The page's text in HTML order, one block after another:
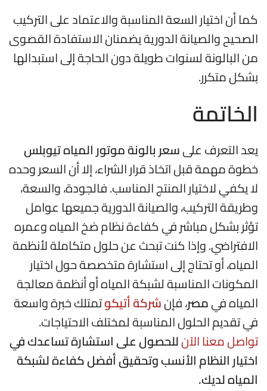
كما أن اختيار السعة المناسبة والاعتماد على التركيب
الصحيح والصيانة الدورية يضمنان الاستفادة القصوى
من البالونة لسنوات طويلة دون الحاجة إلى استبدالها
بشكل متكرر.
الخاتمة
يعد التعرف علىسعر بالونة موتور المياه تيوبلس
خطوة مهمة قبل اتخاذ قرار الشراء، إلا أن السعر وحده
لا يكفي لاختيار المنتج المناسب. فالجودة، والسعة،
وطريقة التركيب، والصيانة الدورية جميعها عوامل
تؤثر بشكل مباشر في كفاءة نظام ضخ المياه وعمره
الافتراضي. وإذا كنت تبحث عن حلول متكاملة لأنظمة
المياه، أو تحتاج إلى استشارة متخصصة حول اختيار
المكونات المناسبة لشبكة المياه أو أنظمة معالجة
المياه فيمصر، فإنشركة أتيكوتمتلك خبرة واسعة
في تقديم الحلول المناسبة لمختلف الاحتياجات.
تواصل معنا الآنللحصول على استشارة تساعدك في
اختيار النظام الأنسب وتحقيق أفضل كفاءة لشبكة
المياه لديك.